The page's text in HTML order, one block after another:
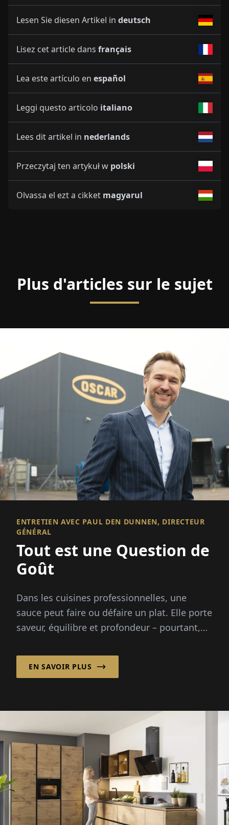
Lesen Sie diesen Artikel in deutsch
Lisez cet article dans français
Lea este artículo en español
Leggi questo articolo italiano
Lees dit artikel in nederlands
Przeczytaj ten artykuł w polski
Olvassa el ezt a cikket magyarul
Plus d'articles sur le sujet
ENTRETIEN AVEC PAUL DEN DUNNEN, DIRECTEUR
GÉNÉRAL
Tout est une Question de
Goût
Dans les cuisines professionnelles, une
sauce peut faire ou défaire un plat. Elle porte
saveur, équilibre et profondeur – pourtant,
des heures...
EN SAVOIR PLUS